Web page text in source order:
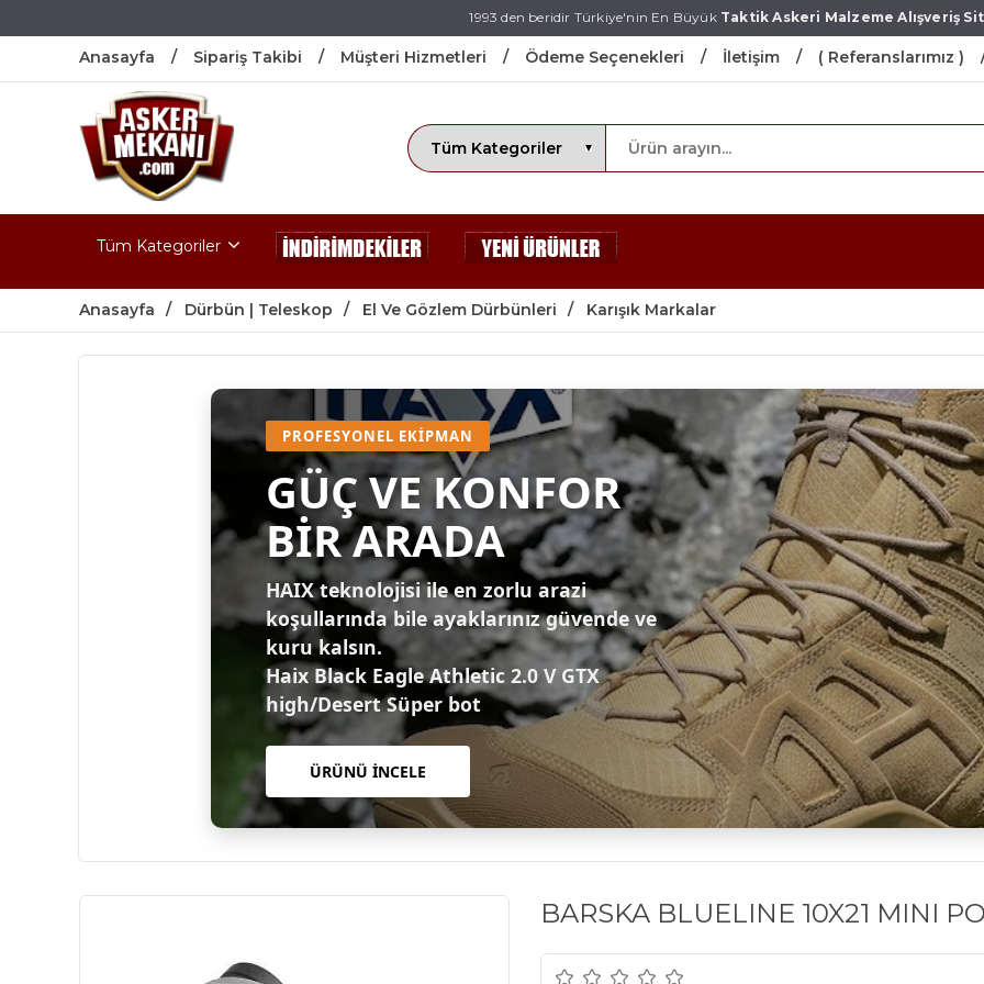
1993 den beridir Türkiye'nin En BüyükTaktik Askeri Malzeme Alışveriş
Anasayfa Sipariş Takibi Müşteri Hizmetleri Ödeme Seçenekleri İletişim ( Referanslarımız )
Tüm Kategoriler
Anasayfa Dürbün | Teleskop El Ve Gözlem Dürbünleri Karışık Markalar
PROFESYONEL EKIPMAN
GÜÇ VE KONFOR
BİR ARADA
HAIX teknolojisi ile en zorlu arazi
koşullarında bile ayaklarınız güvende ve
kuru kalsın.
Haix Black Eagle Athletic 2.0 V GTX
high/Desert Süper bot
ÜRÜNÜ İNCELE
BARSKA BLUELINE 10X21 MINI